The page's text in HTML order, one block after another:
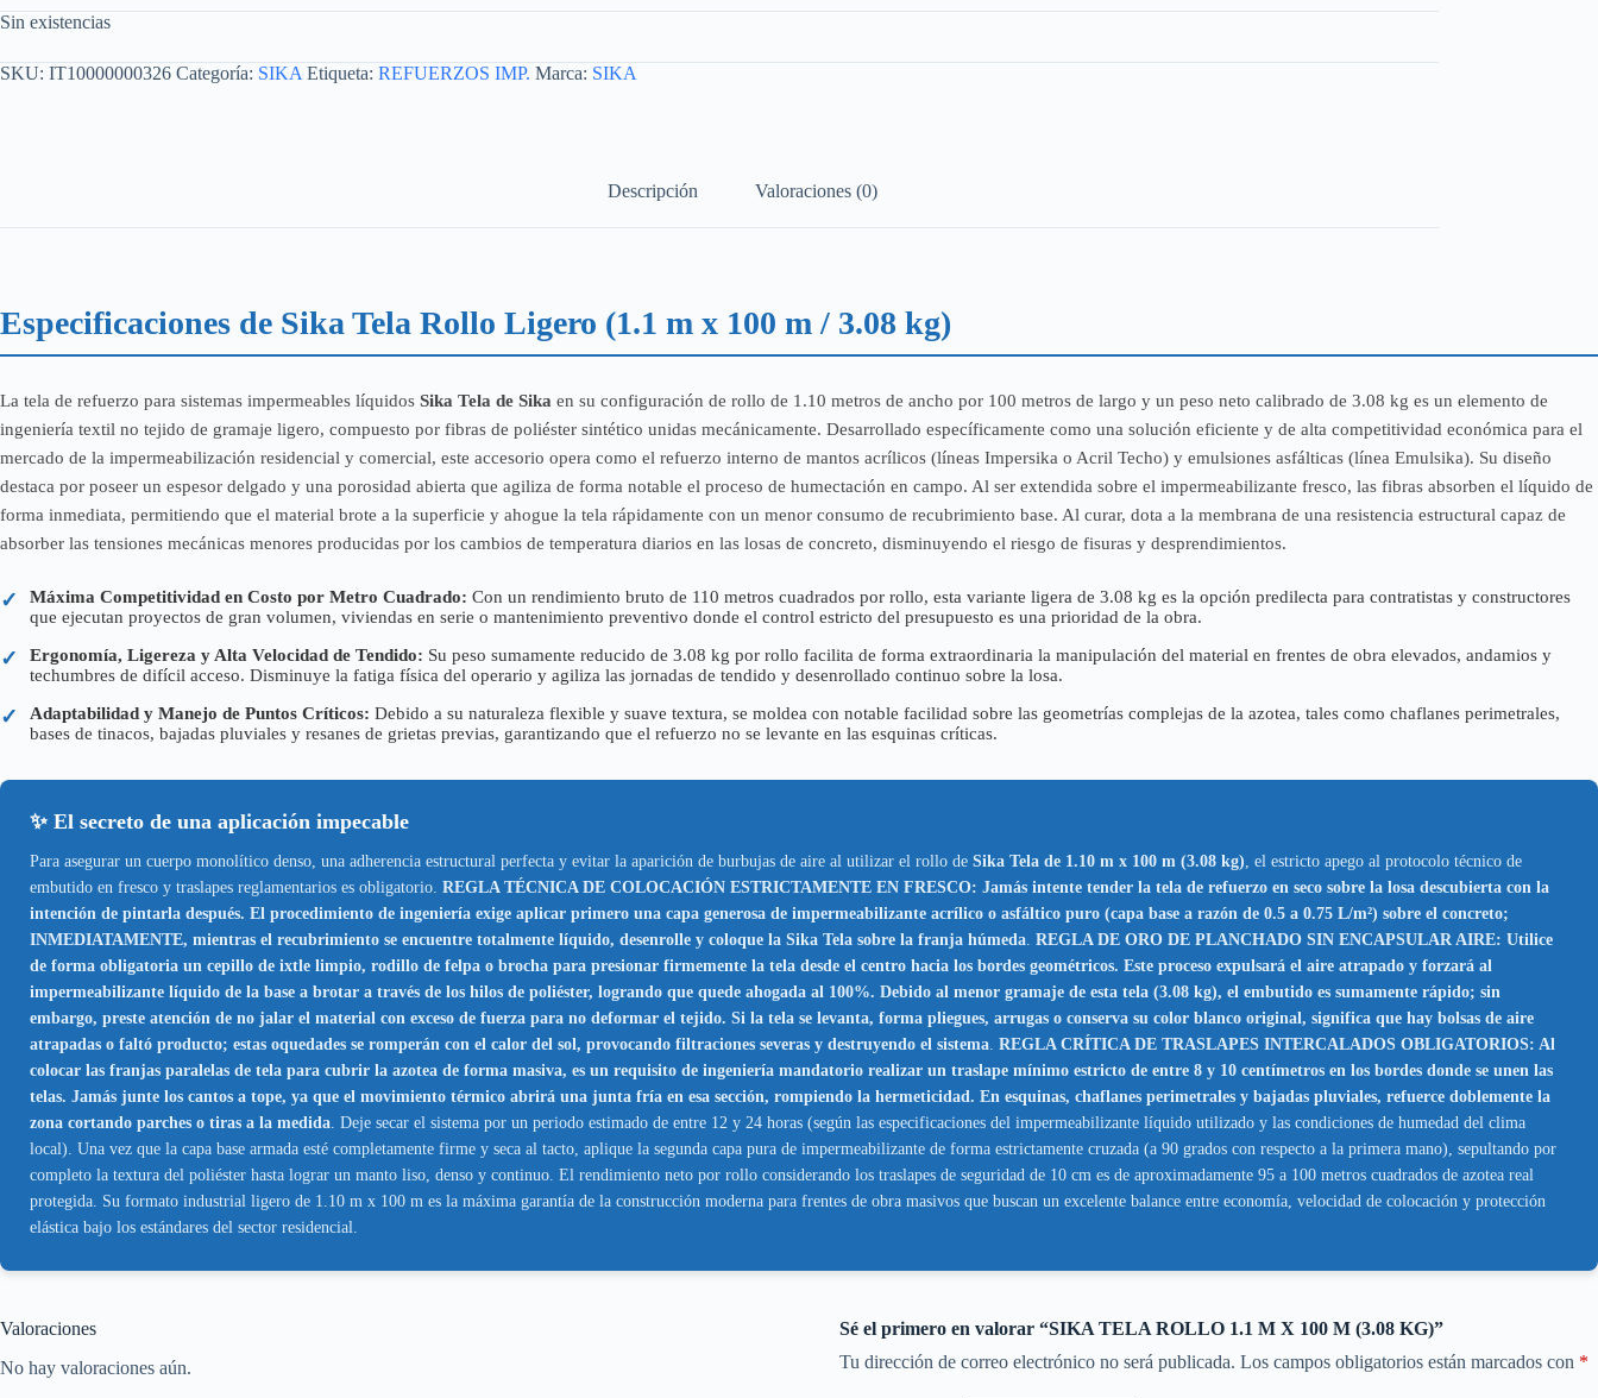
Sin existencias
SKU: IT10000000326 Categoría: SIKA Etiqueta: REFUERZOS IMP. Marca: SIKA
Descripción Valoraciones (0)
Especificaciones de Sika Tela Rollo Ligero (1.1 m x 100 m / 3.08 kg)
La tela de refuerzo para sistemas impermeables líquidos Sika Tela de Sika en su configuración de rollo de 1.10 metros de ancho por 100 metros de largo y un peso neto calibrado de 3.08 kg es un elemento de
ingeniería textil no tejido de gramaje ligero, compuesto por fibras de poliéster sintético unidas mecánicamente. Desarrollado específicamente como una solución eficiente y de alta competitividad económica para el
mercado de la impermeabilización residencial y comercial, este accesorio opera como el refuerzo interno de mantos acrílicos (líneas Impersika o Acril Techo) y emulsiones asfálticas (línea Emulsika). Su diseño
destaca por poseer un espesor delgado y una porosidad abierta que agiliza de forma notable el proceso de humectación en campo. Al ser extendida sobre el impermeabilizante fresco, las fibras absorben el líquido de
forma inmediata, permitiendo que el material brote a la superficie y ahogue la tela rápidamente con un menor consumo de recubrimiento base. Al curar, dota a la membrana de una resistencia estructural capaz de
absorber las tensiones mecánicas menores producidas por los cambios de temperatura diarios en las losas de concreto, disminuyendo el riesgo de fisuras y desprendimientos.
✓ Máxima Competitividad en Costo por Metro Cuadrado: Con un rendimiento bruto de 110 metros cuadrados por rollo, esta variante ligera de 3.08 kg es la opción predilecta para contratistas y constructores
que ejecutan proyectos de gran volumen, viviendas en serie o mantenimiento preventivo donde el control estricto del presupuesto es una prioridad de la obra.
✓ Ergonomía, Ligereza y Alta Velocidad de Tendido: Su peso sumamente reducido de 3.08 kg por rollo facilita de forma extraordinaria la manipulación del material en frentes de obra elevados, andamios y
techumbres de difícil acceso. Disminuye la fatiga física del operario y agiliza las jornadas de tendido y desenrollado continuo sobre la losa.
✓ Adaptabilidad y Manejo de Puntos Críticos: Debido a su naturaleza flexible y suave textura, se moldea con notable facilidad sobre las geometrías complejas de la azotea, tales como chaflanes perimetrales,
bases de tinacos, bajadas pluviales y resanes de grietas previas, garantizando que el refuerzo no se levante en las esquinas críticas.
✨ El secreto de una aplicación impecable
Para asegurar un cuerpo monolítico denso, una adherencia estructural perfecta y evitar la aparición de burbujas de aire al utilizar el rollo de Sika Tela de 1.10 m x 100 m (3.08 kg) , el estricto apego al protocolo técnico de
embutido en fresco y traslapes reglamentarios es obligatorio. REGLA TÉCNICA DE COLOCACIÓN ESTRICTAMENTE EN FRESCO: Jamás intente tender la tela de refuerzo en seco sobre la losa descubierta con la
intención de pintarla después. El procedimiento de ingeniería exige aplicar primero una capa generosa de impermeabilizante acrílico o asfáltico puro (capa base a razón de 0.5 a 0.75 L/m²) sobre el concreto;
INMEDIATAMENTE, mientras el recubrimiento se encuentre totalmente líquido, desenrolle y coloque la Sika Tela sobre la franja húmeda REGLA DE ORO DE PLANCHADO SIN ENCAPSULAR AIRE: Utilice
de forma obligatoria un cepillo de ixtle limpio, rodillo de felpa o brocha para presionar firmemente la tela desde el centro hacia los bordes geométricos. Este proceso expulsará el aire atrapado y forzará al
impermeabilizante líquido de la base a brotar a través de los hilos de poliéster, logrando que quede ahogada al 100%. Debido al menor gramaje de esta tela (3.08 kg), el embutido es sumamente rápido; sin
embargo, preste atención de no jalar el material con exceso de fuerza para no deformar el tejido. Si la tela se levanta, forma pliegues, arrugas o conserva su color blanco original, significa que hay bolsas de aire
atrapadas o faltó producto; estas oquedades se romperán con el calor del sol, provocando filtraciones severas y destruyendo el sistema REGLA CRÍTICA DE TRASLAPES INTERCALADOS OBLIGATORIOS: Al
colocar las franjas paralelas de tela para cubrir la azotea de forma masiva, es un requisito de ingeniería mandatorio realizar un traslape mínimo estricto de entre 8 y 10 centímetros en los bordes donde se unen las
telas. Jamás junte los cantos a tope, ya que el movimiento térmico abrirá una junta fría en esa sección, rompiendo la hermeticidad. En esquinas, chaflanes perimetrales y bajadas pluviales, refuerce doblemente la
zona cortando parches o tiras a la medida . Deje secar el sistema por un periodo estimado de entre 12 y 24 horas (según las especificaciones del impermeabilizante líquido utilizado y las condiciones de humedad del clima
local). Una vez que la capa base armada esté completamente firme y seca al tacto, aplique la segunda capa pura de impermeabilizante de forma estrictamente cruzada (a 90 grados con respecto a la primera mano), sepultando por
completo la textura del poliéster hasta lograr un manto liso, denso y continuo. El rendimiento neto por rollo considerando los traslapes de seguridad de 10 cm es de aproximadamente 95 a 100 metros cuadrados de azotea real
protegida. Su formato industrial ligero de 1.10 m x 100 m es la máxima garantía de la construcción moderna para frentes de obra masivos que buscan un excelente balance entre economía, velocidad de colocación y protección
elástica bajo los estándares del sector residencial.
Valoraciones
No hay valoraciones aún.
Sé el primero en valorar “SIKA TELA ROLLO 1.1 M X 100 M (3.08 KG)”
Tu dirección de correo electrónico no será publicada. Los campos obligatorios están marcados con *